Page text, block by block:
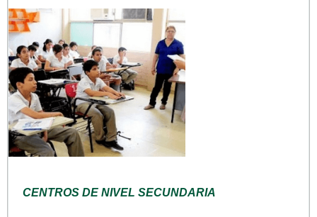
CENTROS DE NIVEL SECUNDARIA